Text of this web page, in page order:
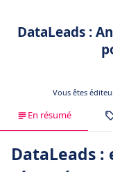
DataLeads :
Vous êtes
En résumé
DataLeads :